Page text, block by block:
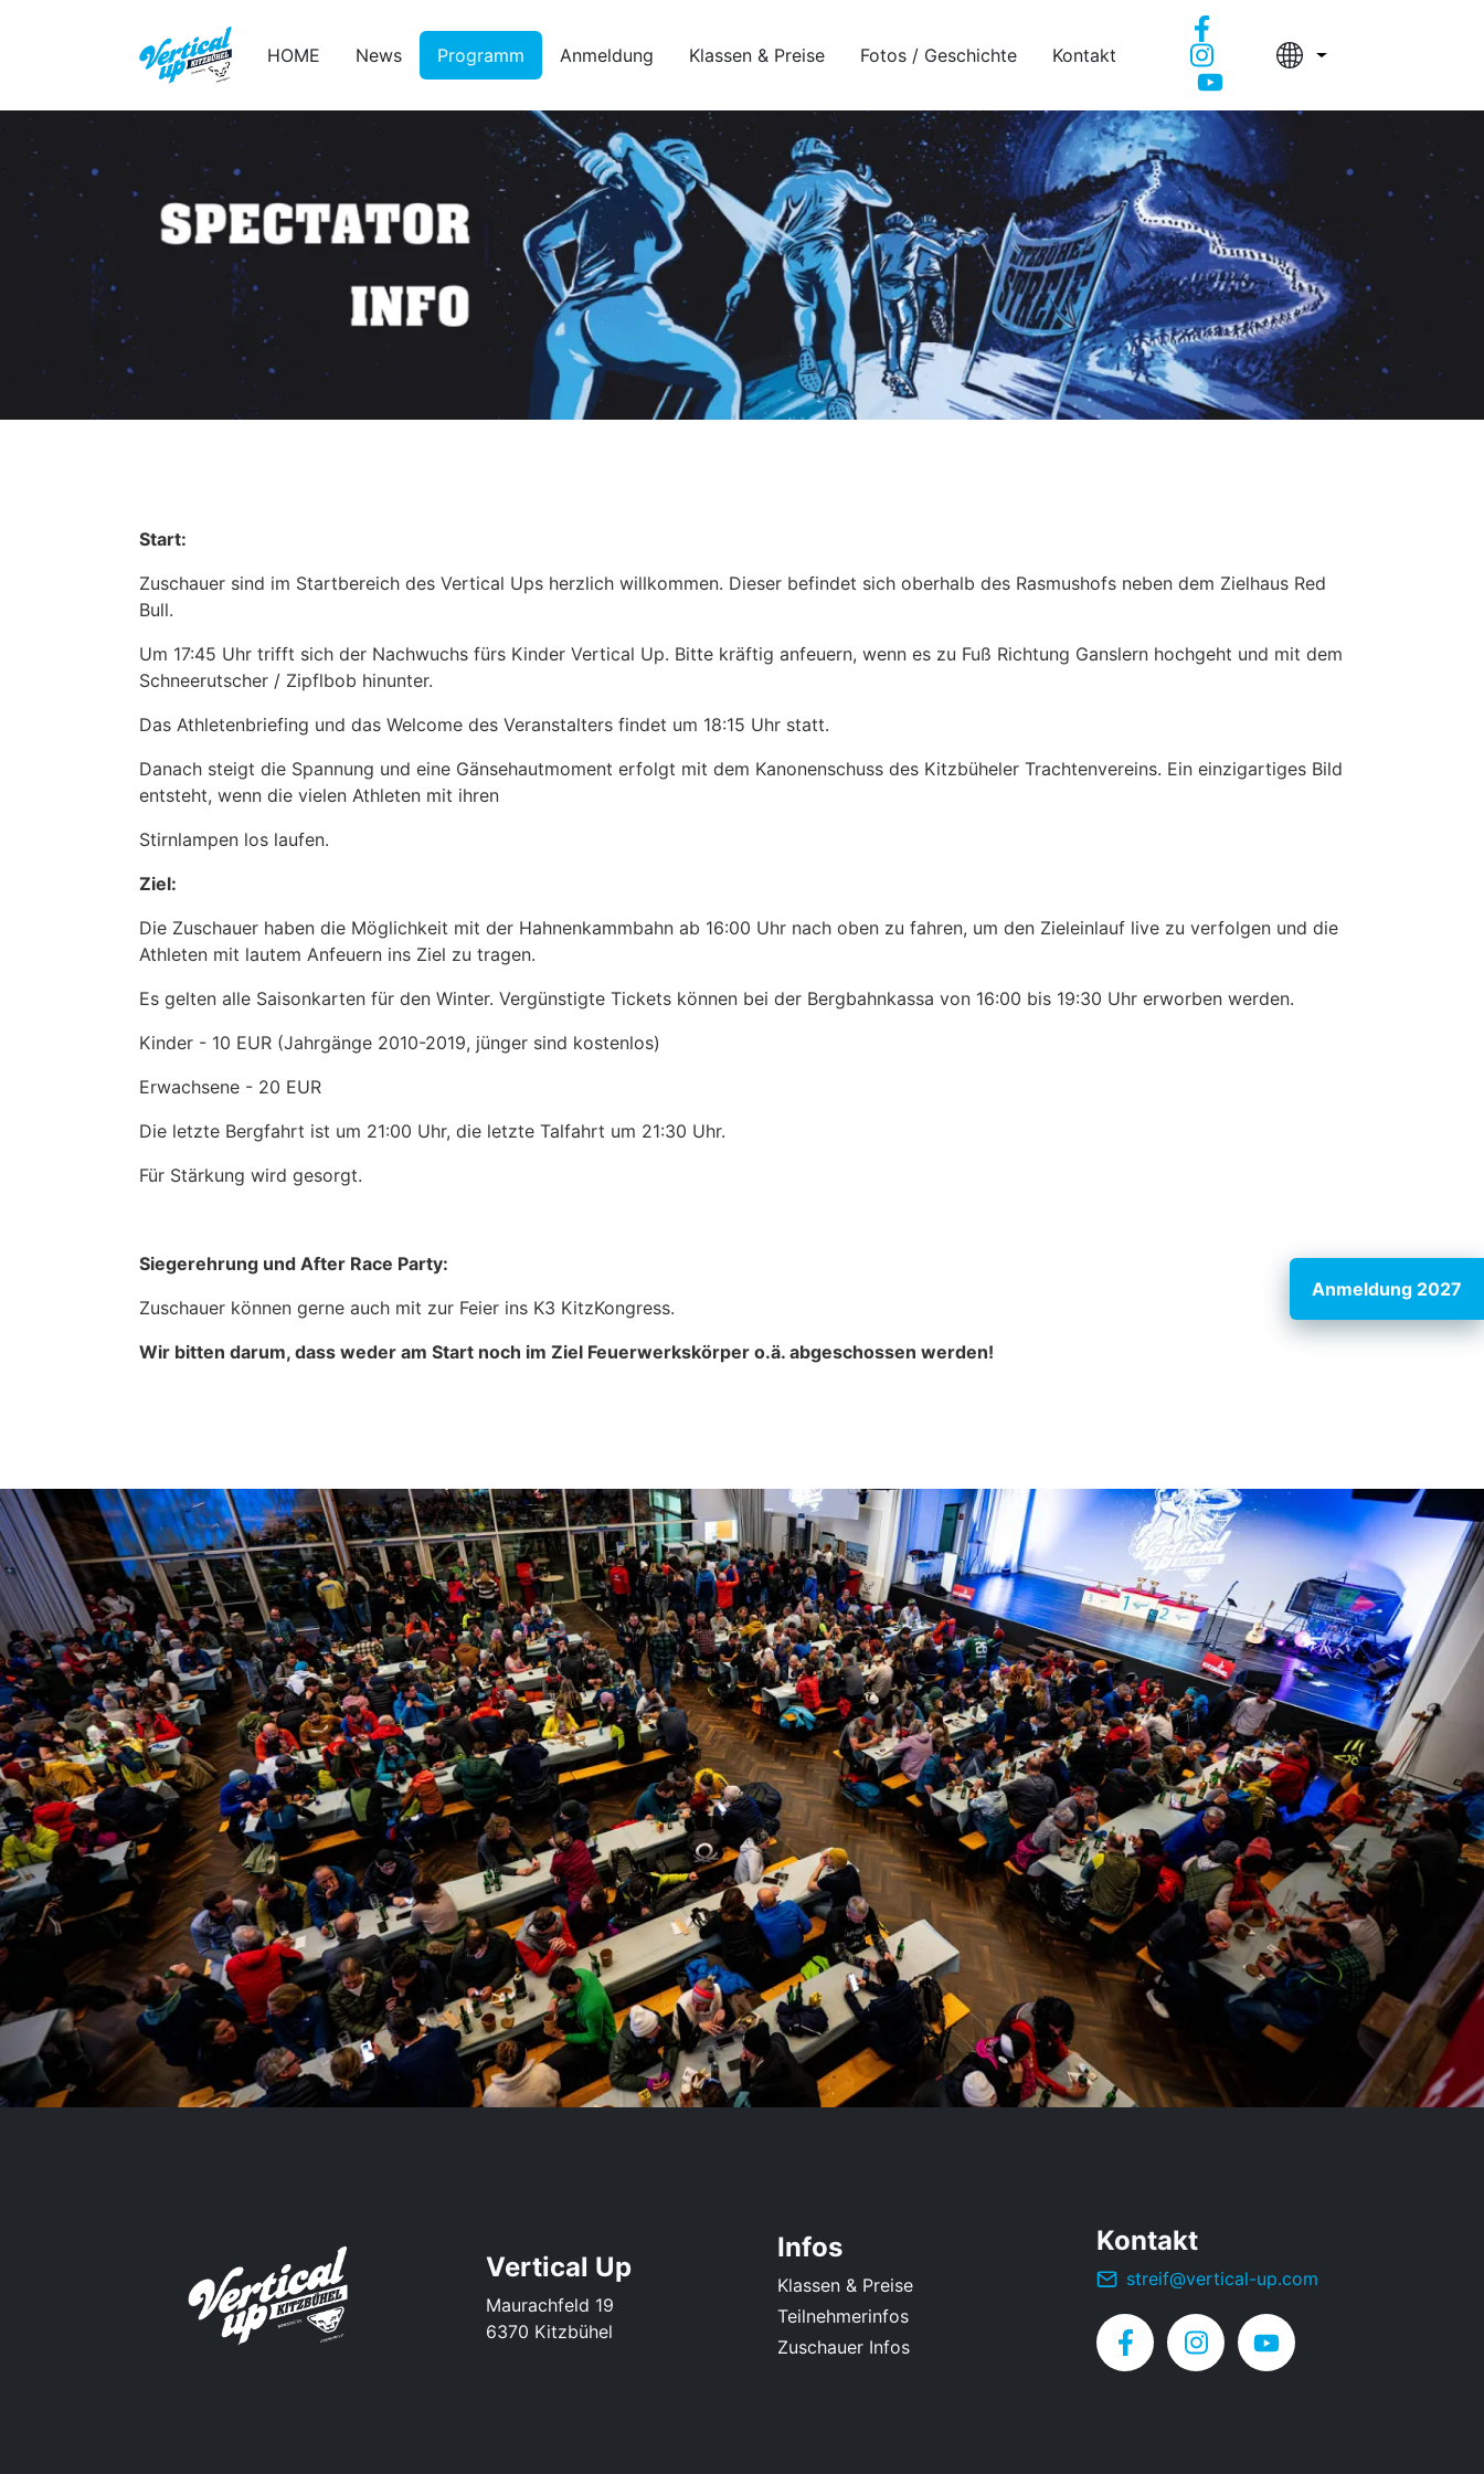
HOME News Programm Anmeldung Klassen & Preise Fotos / Geschichte Kontakt
Start:
Zuschauer sind im Startbereich des Vertical Ups herzlich willkommen. Dieser befindet sich oberhalb des Rasmushofs neben dem Zielhaus Red
Bull.
Um 17:45 Uhr trifft sich der Nachwuchs fürs Kinder Vertical Up. Bitte kräftig anfeuern, wenn es zu Fuß Richtung Ganslern hochgeht und mit dem
Schneerutscher / Zipflbob hinunter.
Das Athletenbriefing und das Welcome des Veranstalters findet um 18:15 Uhr statt.
Danach steigt die Spannung und eine Gänsehautmoment erfolgt mit dem Kanonenschuss des Kitzbüheler Trachtenvereins. Ein einzigartiges Bild
entsteht, wenn die vielen Athleten mit ihren
Stirnlampen los laufen.
Ziel:
Die Zuschauer haben die Möglichkeit mit der Hahnenkammbahn ab 16:00 Uhr nach oben zu fahren, um den Zieleinlauf live zu verfolgen und die
Athleten mit lautem Anfeuern ins Ziel zu tragen.
Es gelten alle Saisonkarten für den Winter. Vergünstigte Tickets können bei der Bergbahnkassa von 16:00 bis 19:30 Uhr erworben werden.
Kinder - 10 EUR (Jahrgänge 2010-2019, jünger sind kostenlos)
Erwachsene - 20 EUR
Die letzte Bergfahrt ist um 21:00 Uhr, die letzte Talfahrt um 21:30 Uhr.
Für Stärkung wird gesorgt.
Siegerehrung und After Race Party:
Zuschauer können gerne auch mit zur Feier ins K3 KitzKongress.
Wir bitten darum, dass weder am Start noch im Ziel Feuerwerkskörper o.ä. abgeschossen werden!
Vertical Up
Maurachfeld 19
6370 Kitzbühel
Infos
Klassen & Preise
Teilnehmerinfos
Zuschauer Infos
Kontakt
streif@vertical-up.com
Anmeldung 2027